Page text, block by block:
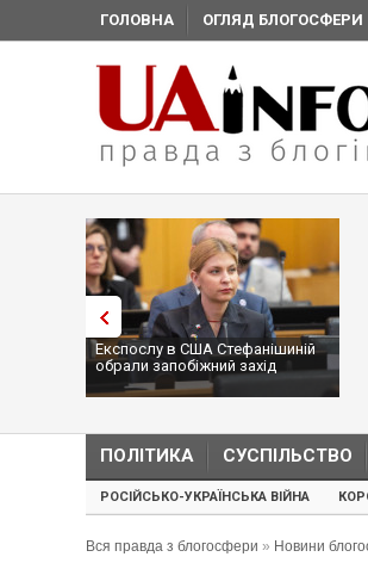
ГОЛОВНА ОГЛЯД БЛОГОСФЕРИ
Експослу в США Стефанішиній
обрали запобіжний захід
ПОЛІТИКА СУСПІЛЬСТВО
РОСІЙСЬКО-УКРАЇНСЬКА ВІЙНА
Вся правда з блогосфери » Новини